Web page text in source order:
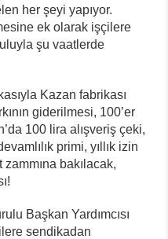
her şeyi yapıyor.
ek olarak işçilere
şu vaatlerde
Kazan fabrikası
giderilmesi, 100’er
100 lira alışveriş çeki,
primi, yıllık izin
bakılacak,
Başkan Yardımcısı
sendikadan